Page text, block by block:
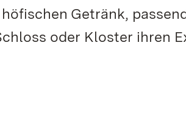
Getränk,
oder Kloster ihren